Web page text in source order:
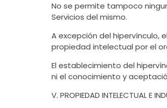
No se permite tampoco
Servicios del mismo.
A excepción del hipervínculo,
propiedad intelectual por el
El establecimiento del
ni el conocimiento y
V. PROPIEDAD INTELECTUAL E